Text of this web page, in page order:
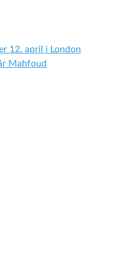
12. april i London
Mahfoud